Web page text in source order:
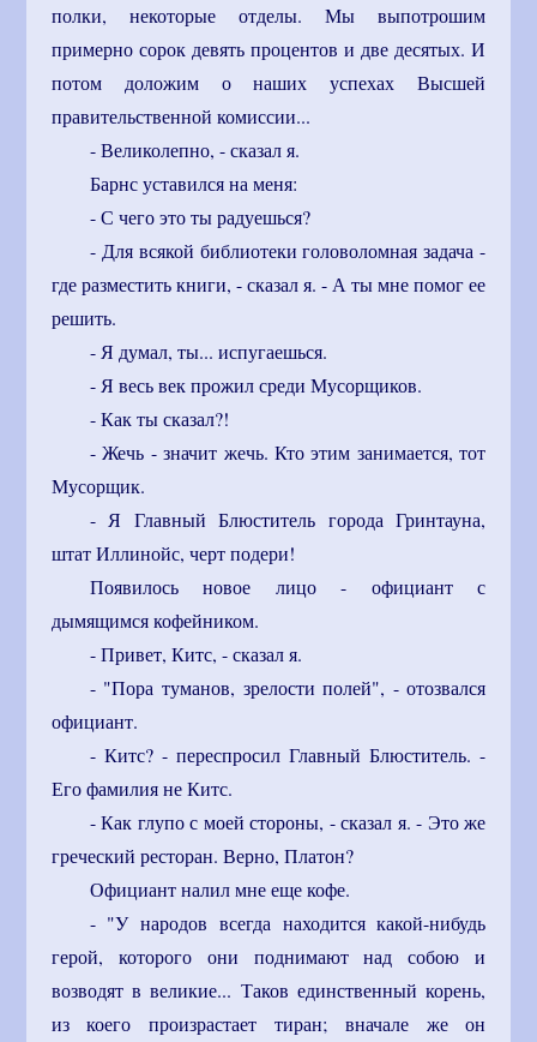
полки, некоторые отделы. Мы выпотрошим
примерно сорок девять процентов и две десятых. И
потом доложим о наших успехах Высшей
правительственной комиссии...
- Великолепно, - сказал я.
Барнс уставился на меня:
- С чего это ты радуешься?
- Для всякой библиотеки головоломная задача -
где разместить книги, - сказал я. - А ты мне помог ее
решить.
- Я думал, ты... испугаешься.
- Я весь век прожил среди Мусорщиков.
- Как ты сказал?!
- Жечь - значит жечь. Кто этим занимается, тот
Мусорщик.
- Я Главный Блюститель города Гринтауна,
штат Иллинойс, черт подери!
Появилось новое лицо - официант с
дымящимся кофейником.
- Привет, Китс, - сказал я.
- "Пора туманов, зрелости полей", - отозвался
официант.
- Китс? - переспросил Главный Блюститель. -
Его фамилия не Китс.
- Как глупо с моей стороны, - сказал я. - Это же
греческий ресторан. Верно, Платон?
Официант налил мне еще кофе.
- "У народов всегда находится какой-нибудь
герой, которого они поднимают над собою и
возводят в великие... Таков единственный корень,
из коего произрастает тиран; вначале же он